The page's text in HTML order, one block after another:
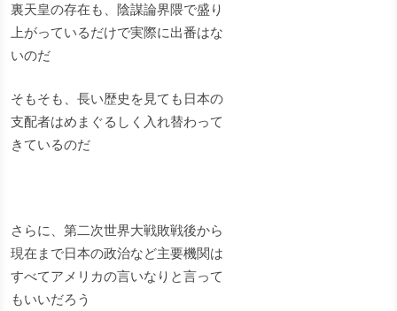
裏天皇の存在も、陰謀論界隈で盛り
上がっているだけで実際に出番はな
いのだ
そもそも、長い歴史を見ても日本の
支配者はめまぐるしく入れ替わって
きているのだ
さらに、第二次世界大戦敗戦後から
現在まで日本の政治など主要機関は
すべてアメリカの言いなりと言って
もいいだろう